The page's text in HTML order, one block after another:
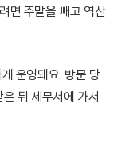
면 주말을 빼고 역산
운영돼요. 방문 당
뒤 세무서에 가서